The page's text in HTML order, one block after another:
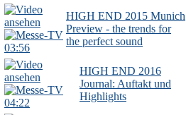
03:56
HIGH END 2015 Munich
Preview - the trends for
the perfect sound
04:22
HIGH END 2016
Journal: Auftakt und
Highlights